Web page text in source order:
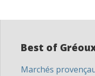
Best of
Marchés